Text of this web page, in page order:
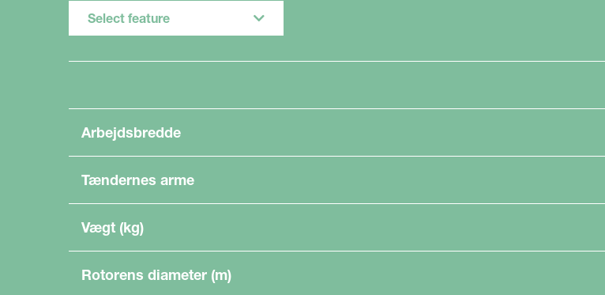
Select feature
Arbejdsbredde
Tændernes arme
Vægt (kg)
Rotorens diameter (m)